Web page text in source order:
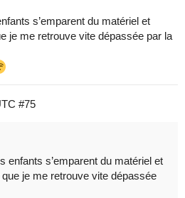
s’emparent du matériel et
je me retrouve vite dépassée par la
#75
enfants s’emparent du matériel et
je me retrouve vite dépassée